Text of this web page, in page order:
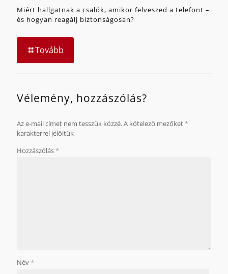
Miért hallgatnak a csalók, amikor felveszed a telefont –
és hogyan reagálj biztonságosan?
Tovább
Vélemény, hozzászólás?
Az e-mail címet nem tesszük közzé.A kötelező mezőket*
karakterrel jelöltük
Hozzászólás*
Név*